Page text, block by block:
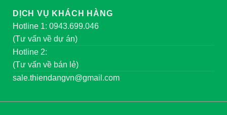
DỊCH VỤ KHÁCH HÀNG
Hotline 1: 0943.699.046
(Tư vấn về dự án)
Hotline 2:
(Tư vấn về bán lẻ)
sale.thiendangvn@gmail.com